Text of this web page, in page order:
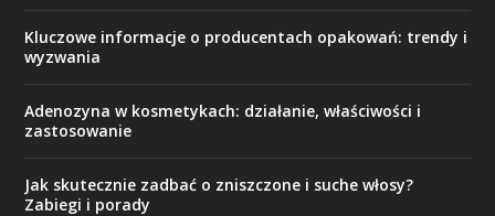
Kluczowe informacje o producentach opakowań: trendy i
wyzwania
Adenozyna w kosmetykach: działanie, właściwości i
zastosowanie
Jak skutecznie zadbać o zniszczone i suche włosy?
Zabiegi i porady